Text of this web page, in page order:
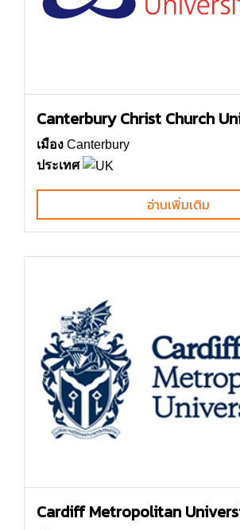
Canterbury Christ Church
เมือง Canterbury
ประเทศ
อ่านเพิ่มเติม
Cardiff Metropolitan